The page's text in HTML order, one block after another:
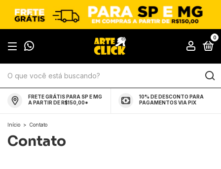
0
FRETE GRÁTIS PARA SP E MG
A PARTIR DE R$150,00*
10% DE DESCONTO PARA
PAGAMENTOS VIA PIX
Início > Contato
Contato